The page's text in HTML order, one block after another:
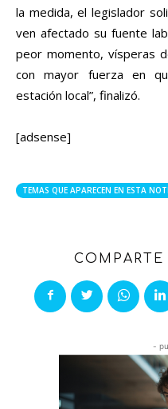
la medida, el legislador
ven afectado su fuente
peor momento, vísperas
con mayor fuerza en
estación local”, finalizó.
[adsense]
TEMAS QUE APARECEN EN ESTA
-